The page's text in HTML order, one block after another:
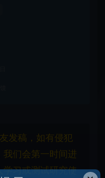
发稿，如有侵犯
我们会第一时间进
学习或测试研究使